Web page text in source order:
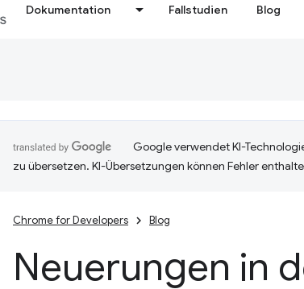
Dokumentation Fallstudien Blog
Google verwendet KI-
zu übersetzen. KI-Übersetzungen können Fehler
Chrome for Developers Blog
Neuerungen in